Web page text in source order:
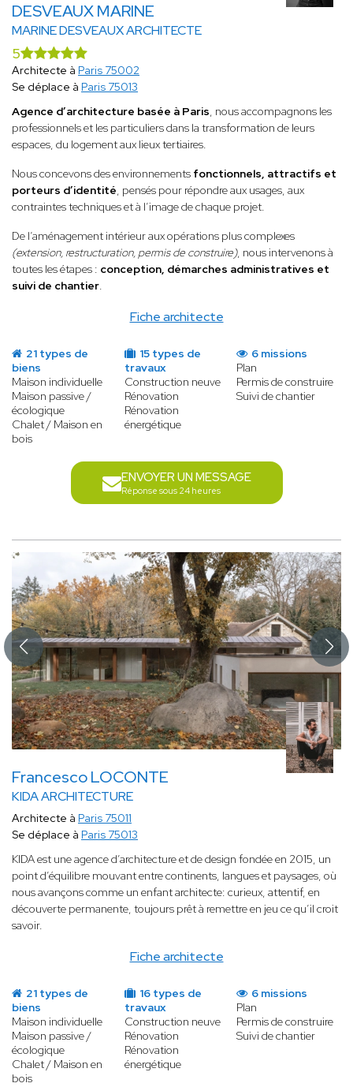
DESVEAUX MARINE
MARINE DESVEAUX ARCHITECTE
Fiche architecte
5
Architecte à Paris 75002
Se déplace à Paris 75013
Agence d’architecture basée à Paris, nous accompagnons les
professionnels et les particuliers dans la transformation de leurs
espaces, du logement aux lieux tertiaires.
Nous concevons des environnements fonctionnels, attractifs et
porteurs d’identité, pensés pour répondre aux usages, aux
contraintes techniques et à l’image de chaque projet.
De l’aménagement intérieur aux opérations plus complexes
(extension, restructuration, permis de construire), nous intervenons à
toutes les étapes : conception, démarches administratives et
suivi de chantier.
21 types de
biens
Maison individuelle
Maison passive /
écologique
Chalet / Maison en
bois
15 types de
travaux
Construction neuve
Rénovation
Rénovation
énergétique
6 missions
Plan
Permis de construire
Suivi de chantier
ENVOYER UN MESSAGE
Réponse sous 24 heures
Francesco LOCONTE
KIDA ARCHITECTURE
Fiche architecte
Architecte à Paris 75011
Se déplace à Paris 75013
KIDA est une agence d’architecture et de design fondée en 2015, un
point d’équilibre mouvant entre continents, langues et paysages, où
nous avançons comme un enfant architecte: curieux, attentif, en
découverte permanente, toujours prêt à remettre en jeu ce qu’il croit
savoir.
21 types de
biens
Maison individuelle
Maison passive /
écologique
Chalet / Maison en
bois
16 types de
travaux
Construction neuve
Rénovation
Rénovation
énergétique
6 missions
Plan
Permis de construire
Suivi de chantier